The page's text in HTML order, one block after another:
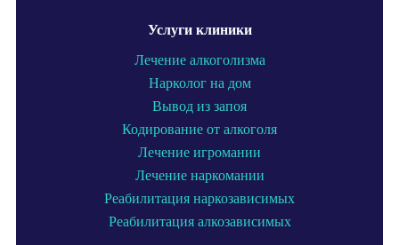
Услуги клиники
Лечение алкоголизма
Нарколог на дом
Вывод из запоя
Кодирование от алкоголя
Лечение игромании
Лечение наркомании
Реабилитация наркозависимых
Реабилитация алкозависимых